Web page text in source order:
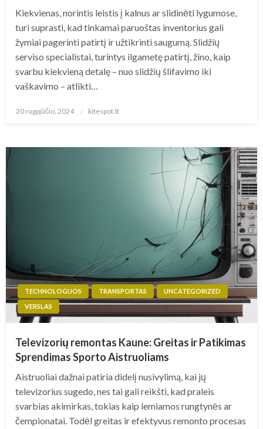
Kiekvienas, norintis leistis į kalnus ar slidinėti lygumose,
turi suprasti, kad tinkamai paruoštas inventorius gali
žymiai pagerinti patirtį ir užtikrinti saugumą. Slidžių
serviso specialistai, turintys ilgametę patirtį, žino, kaip
svarbu kiekvieną detalę – nuo slidžių šlifavimo iki
vaškavimo – atlikti…
Posted
20 rugpjūčio, 2024 kitespot.lt
TECHNOLOGIJOS TRANSPORTAS
UNCATEGORIZED
VERSLAS
Televizorių remontas Kaune: Greitas ir Patikimas
Sprendimas Sporto Aistruoliams
Aistruoliai dažnai patiria didelį nusivylimą, kai jų
televizorius sugedo, nes tai gali reikšti, kad praleis
svarbias akimirkas, tokias kaip lemiamos rungtynės ar
čempionatai. Todėl greitas ir efektyvus remonto procesas